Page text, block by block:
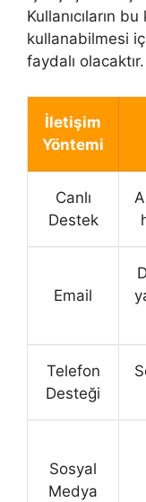
Kullanıcıların
kullanabilmesi
faydalı olacaktır.
İletişim
Yöntemi
Canlı
Destek
Email
Telefon
Desteği
Sosyal
Medya